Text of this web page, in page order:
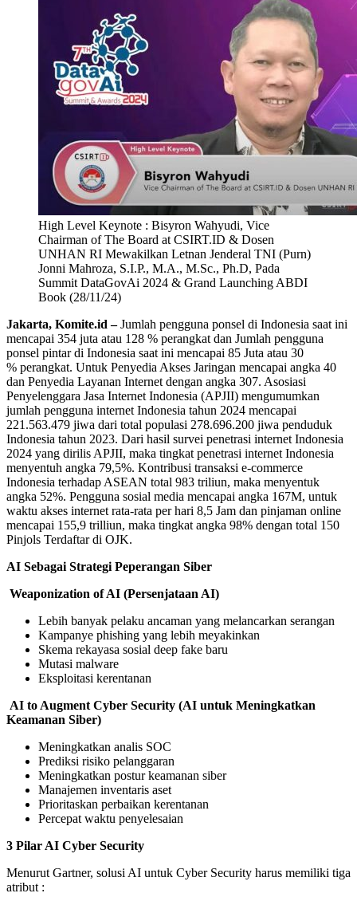
High Level Keynote : Bisyron Wahyudi, Vice
Chairman of The Board at CSIRT.ID & Dosen
UNHAN RI Mewakilkan Letnan Jenderal TNI (Purn)
Jonni Mahroza, S.I.P., M.A., M.Sc., Ph.D, Pada
Summit DataGovAi 2024 & Grand Launching ABDI
Book (28/11/24)
Jakarta, Komite.id –Jumlah pengguna ponsel di Indonesia saat ini
mencapai 354 juta atau 128 % perangkat dan Jumlah pengguna
ponsel pintar di Indonesia saat ini mencapai 85 Juta atau 30
% perangkat. Untuk Penyedia Akses Jaringan mencapai angka 40
dan Penyedia Layanan Internet dengan angka 307. Asosiasi
Penyelenggara Jasa Internet Indonesia (APJII) mengumumkan
jumlah pengguna internet Indonesia tahun 2024 mencapai
221.563.479 jiwa dari total populasi 278.696.200 jiwa penduduk
Indonesia tahun 2023. Dari hasil survei penetrasi internet Indonesia
2024 yang dirilis APJII, maka tingkat penetrasi internet Indonesia
menyentuh angka 79,5%. Kontribusi transaksi e-commerce
Indonesia terhadap ASEAN total 983 triliun, maka menyentuk
angka 52%. Pengguna sosial media mencapai angka 167M, untuk
waktu akses internet rata-rata per hari 8,5 Jam dan pinjaman online
mencapai 155,9 trilliun, maka tingkat angka 98% dengan total 150
Pinjols Terdaftar di OJK.
AI Sebagai Strategi Peperangan Siber
Weaponization of AI (Persenjataan AI)
Lebih banyak pelaku ancaman yang melancarkan serangan
Kampanye phishing yang lebih meyakinkan
Skema rekayasa sosial deep fake baru
Mutasi malware
Eksploitasi kerentanan
AI to Augment Cyber Security (AI untuk Meningkatkan
Keamanan Siber)
Meningkatkan analis SOC
Prediksi risiko pelanggaran
Meningkatkan postur keamanan siber
Manajemen inventaris aset
Prioritaskan perbaikan kerentanan
Percepat waktu penyelesaian
3 Pilar AI Cyber Security
Menurut Gartner, solusi AI untuk Cyber Security harus memiliki tiga
atribut :